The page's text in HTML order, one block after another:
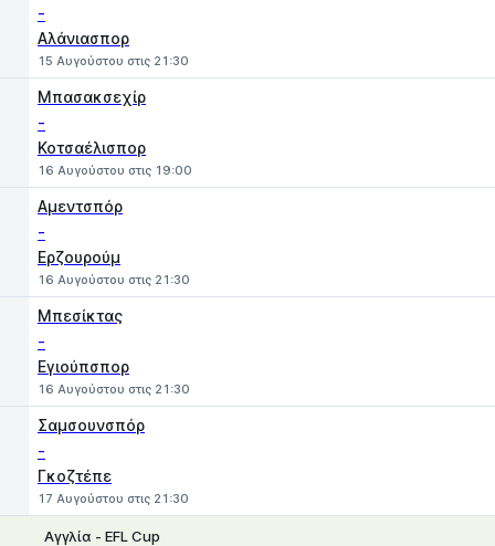
-
Αλάνιασπορ
15 Αυγούστου στις 21:30
Μπασακσεχίρ
-
Κοτσαέλισπορ
16 Αυγούστου στις 19:00
Αμεντσπόρ
-
Ερζουρούμ
16 Αυγούστου στις 21:30
Μπεσίκτας
-
Εγιούπσπορ
16 Αυγούστου στις 21:30
Σαμσουνσπόρ
-
Γκοζτέπε
17 Αυγούστου στις 21:30
Αγγλία - EFL Cup